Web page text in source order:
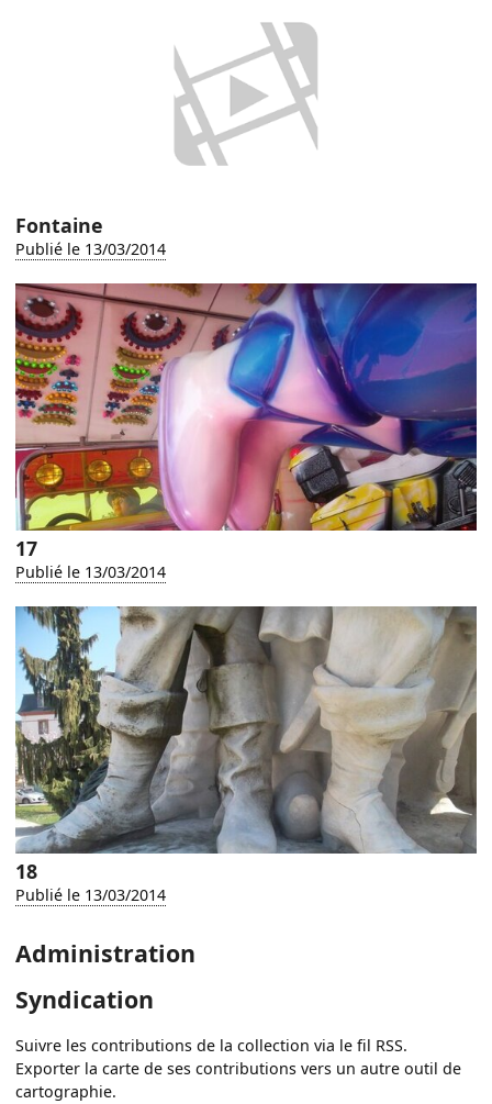
Fontaine
Publié le 13/03/2014
17
Publié le 13/03/2014
18
Publié le 13/03/2014
Administration
Syndication
Suivre les contributions de la collection via le fil RSS.
Exporter la carte de ses contributions vers un autre outil de
cartographie.